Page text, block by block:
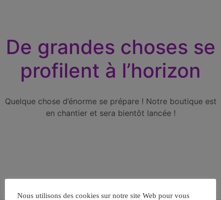
De grandes choses se
profilent à l’horizon
Quelque chose d’énorme se prépare ! Notre boutique est
en chantier et sera bientôt lancée !
Nous utilisons des cookies sur notre site Web pour vous